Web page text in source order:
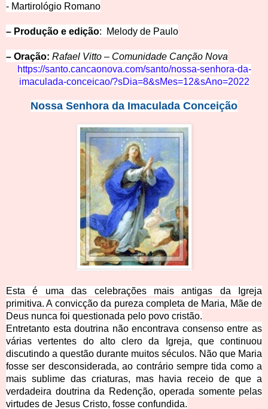
- Martirológio Romano
– Produção e edição: Melody de Paulo
– Oração: Rafael Vitto – Comunidade Canção Nova
https://santo.cancaonova.com/santo/nossa-senhora-da-
imaculada-conceicao/?sDia=8&sMes=12&sAno=2022
Nossa Senhora da Imacul ada Conceição
Esta é uma das celebrações mais antigas da Igreja
primitiva. A convicção da pureza completa de Maria, Mãe de
Deus nunca foi questionada pelo povo cristão.
Entretanto esta doutrina não encontrava consenso entre as
várias vertentes do alto clero da Igreja, que continuou
discutindo a questão durante muitos séculos. Não que Maria
fosse ser desconsiderada, ao contrário sempre tida como a
mais sublime das criaturas, mas havia receio de que a
verdadeira doutrina da Redenção, operada somente pelas
virtudes de Jesus Cristo, fosse confundida.